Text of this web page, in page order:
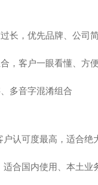
长，优先品牌、公司
，客户一眼看懂、方
多音字混淆组合
认可度最高，适合绝
合国内使用、本土业